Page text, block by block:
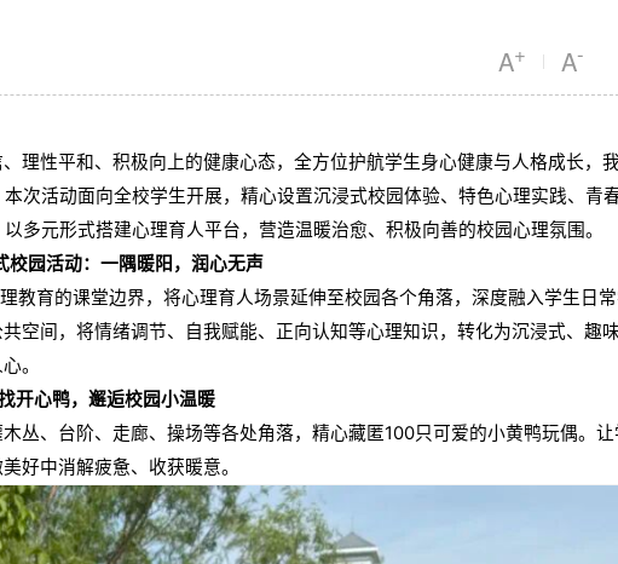
A+ | A-
性平和、积极向上的健康心态，全方位护航学生身心健康与人格成长，
次活动面向全校学生开展，精心设置沉浸式校园体验、特色心理实践、青
多元形式搭建心理育人平台，营造温暖治愈、积极向善的校园心理氛围。
校园活动：一隅暖阳，润心无声
育的课堂边界，将心理育人场景延伸至校园各个角落，深度融入学生日
空间，将情绪调节、自我赋能、正向认知等心理知识，转化为沉浸式、趣味
。
开心鸭，邂逅校园小温暖
、台阶、走廊、操场等各处角落，精心藏匿100只可爱的小黄鸭玩偶。让
好中消解疲惫、收获暖意。